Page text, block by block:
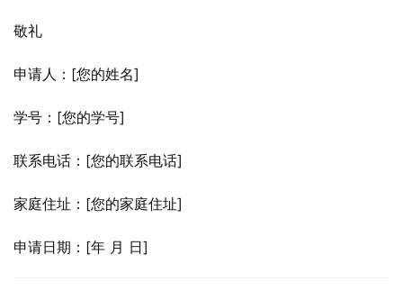
敬礼
申请人：[您的姓名]
学号：[您的学号]
联系电话：[您的联系电话]
家庭住址：[您的家庭住址]
申请日期：[年 月 日]